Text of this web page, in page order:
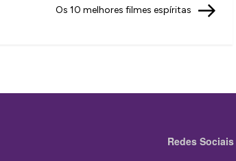
Post
Os 10 melhores filmes espíritas
Redes Sociais